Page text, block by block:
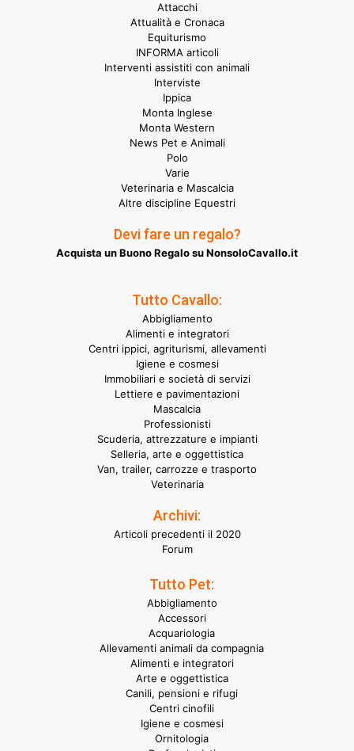
Attacchi
Attualità e Cronaca
Equiturismo
INFORMA articoli
Interventi assistiti con animali
Interviste
Ippica
Monta Inglese
Monta Western
News Pet e Animali
Polo
Varie
Veterinaria e Mascalcia
Altre discipline Equestri
Devi fare un regalo?
Acquista un Buono Regalo su NonsoloCavallo.it
Tutto Cavallo:
Abbigliamento
Alimenti e integratori
Centri ippici, agriturismi, allevamenti
Igiene e cosmesi
Immobiliari e società di servizi
Lettiere e pavimentazioni
Mascalcia
Professionisti
Scuderia, attrezzature e impianti
Selleria, arte e oggettistica
Van, trailer, carrozze e trasporto
Veterinaria
Archivi:
Articoli precedenti il 2020
Forum
Tutto Pet:
Abbigliamento
Accessori
Acquariologia
Allevamenti animali da compagnia
Alimenti e integratori
Arte e oggettistica
Canili, pensioni e rifugi
Centri cinofili
Igiene e cosmesi
Ornitologia